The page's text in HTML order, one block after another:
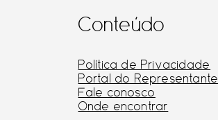
Conteúdo
Política de Privacidade
Portal do Representante
Fale conosco
Onde encontrar